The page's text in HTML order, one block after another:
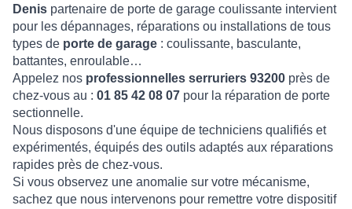
Denis partenaire de porte de garage coulissante intervient
pour les dépannages, réparations ou installations de tous
types de porte de garage : coulissante, basculante,
battantes, enroulable…
Appelez nos professionnelles serruriers 93200 près de
chez-vous au : 01 85 42 08 07 pour la réparation de porte
sectionnelle.
Nous disposons d'une équipe de techniciens qualifiés et
expérimentés, équipés des outils adaptés aux réparations
rapides près de chez-vous.
Si vous observez une anomalie sur votre mécanisme,
sachez que nous intervenons pour remettre votre dispositif